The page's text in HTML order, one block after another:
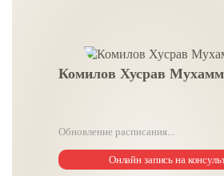
Комилов Хусрав
Обновление расписания...
Онлайн запись на